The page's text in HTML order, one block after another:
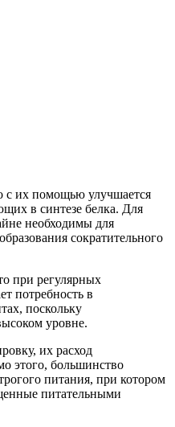
с их помощью улучшается
в синтезе белка. Для
необходимы для
сократительного
при регулярных
потребность в
поскольку
уровне.
их расход
этого, большинство
питания, при котором
питательными